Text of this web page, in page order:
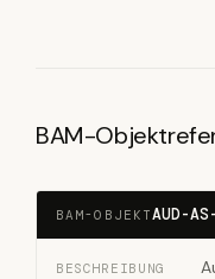
BAM-
BAM-OBJEKTAUD-
BESCHREIBUNG